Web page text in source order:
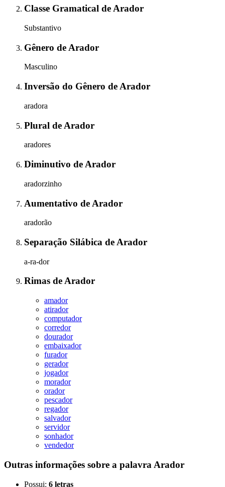
Classe Gramatical deArador
Substantivo
Gênero de Arador
Masculino
Inversão do Gênero de Arador
aradora
Plural de Arador
aradores
Diminutivo de Arador
aradorzinho
Aumentativo de Arador
aradorão
Separação Silábica de Arador
a-ra-dor
Rimas deArador
amador
atirador
computador
corredor
dourador
embaixador
furador
gerador
jogador
morador
orador
pescador
regador
salvador
servidor
sonhador
vendedor
Outras informações sobre a palavra Arador
Possui: 6 letras